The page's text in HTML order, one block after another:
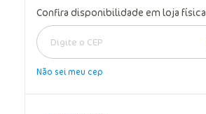
Confira disponibilidade em loja física
Não sei meu cep